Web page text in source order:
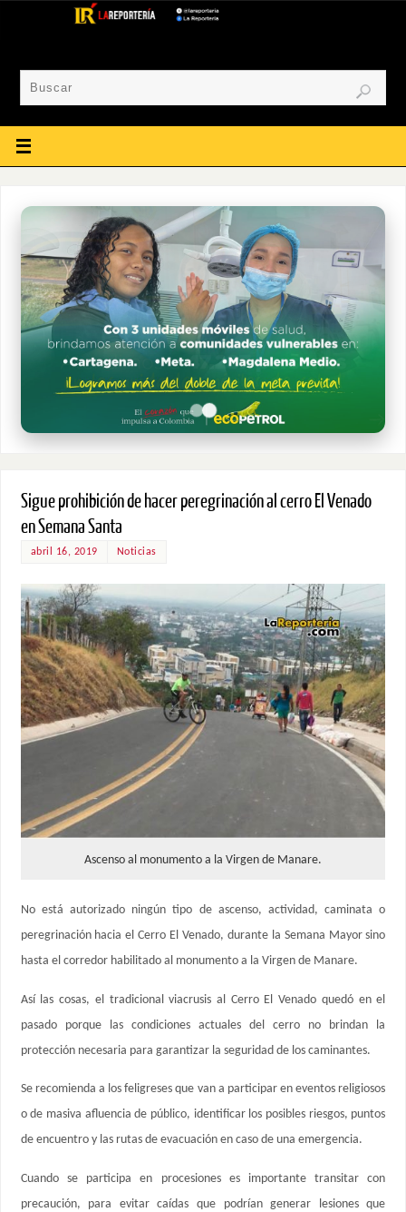
Sigue prohibición de hacer peregrinación al cerro El Venado
en Semana Santa
abril 16, 2019 Noticias
Ascenso al monumento a la Virgen de Manare.
No está autorizado ningún tipo de ascenso, actividad, caminata o
peregrinación hacia el Cerro El Venado, durante la Semana Mayor sino
hasta el corredor habilitado al monumento a la Virgen de Manare.
Así las cosas, el tradicional viacrusis al Cerro El Venado quedó en el
pasado porque las condiciones actuales del cerro no brindan la
protección necesaria para garantizar la seguridad de los caminantes.
Se recomienda a los feligreses que van a participar en eventos religiosos
o de masiva afluencia de público, identificar los posibles riesgos, puntos
de encuentro y las rutas de evacuación en caso de una emergencia.
Cuando se participa en procesiones es importante transitar con
precaución, para evitar caídas que podrían generar lesiones que